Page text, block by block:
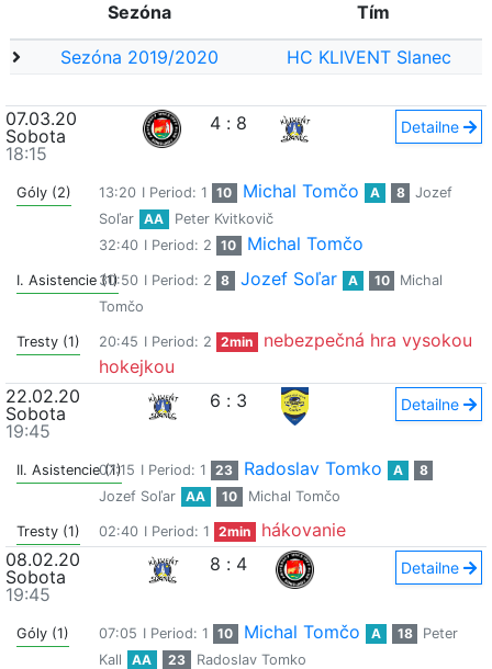
Sezóna Tím
Sezóna 2019/2020 HC KLIVENT Slanec
07.03.20
Sobota
18:15
4 : 8 Detailne
Góly (2) 13:20 I Period: 1 10 Michal Tomčo A 8
Jozef
Soľar
AA
Peter Kvitkovič
32:40 I Period: 2 10 Michal Tomčo
I. Asistencie (1)30:50 I Period: 2 8 Jozef Soľar A 10
Michal
Tomčo
Tresty (1) 20:45 I Period: 2 2min
nebezpečná hra vysokou
hokejkou
22.02.20
Sobota
19:45
6 : 3 Detailne
II. Asistencie (1)
07:15 I Period: 1 23 Radoslav Tomko A
8
Jozef Soľar
AA 10 Michal Tomčo
Tresty (1) 02:40 I Period: 1 2min
hákovanie
08.02.20
Sobota
19:45
8 : 4 Detailne
Góly (1) 07:05 I Period: 1 10 Michal Tomčo A 18
Peter
Kall
AA 23 Radoslav Tomko